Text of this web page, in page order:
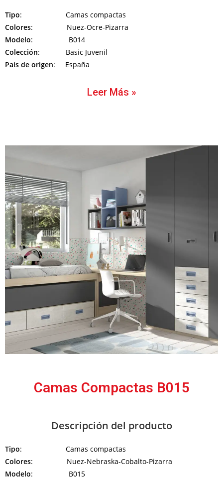
Tipo: Camas compactas
Colores: Nuez-Ocre-Pizarra
Modelo: B014
Colección: Basic Juvenil
País de origen: España
Leer Más »
Camas Compactas B015
Descripción del producto
Tipo: Camas compactas
Colores: Nuez-Nebraska-Cobalto-Pizarra
Modelo: B015